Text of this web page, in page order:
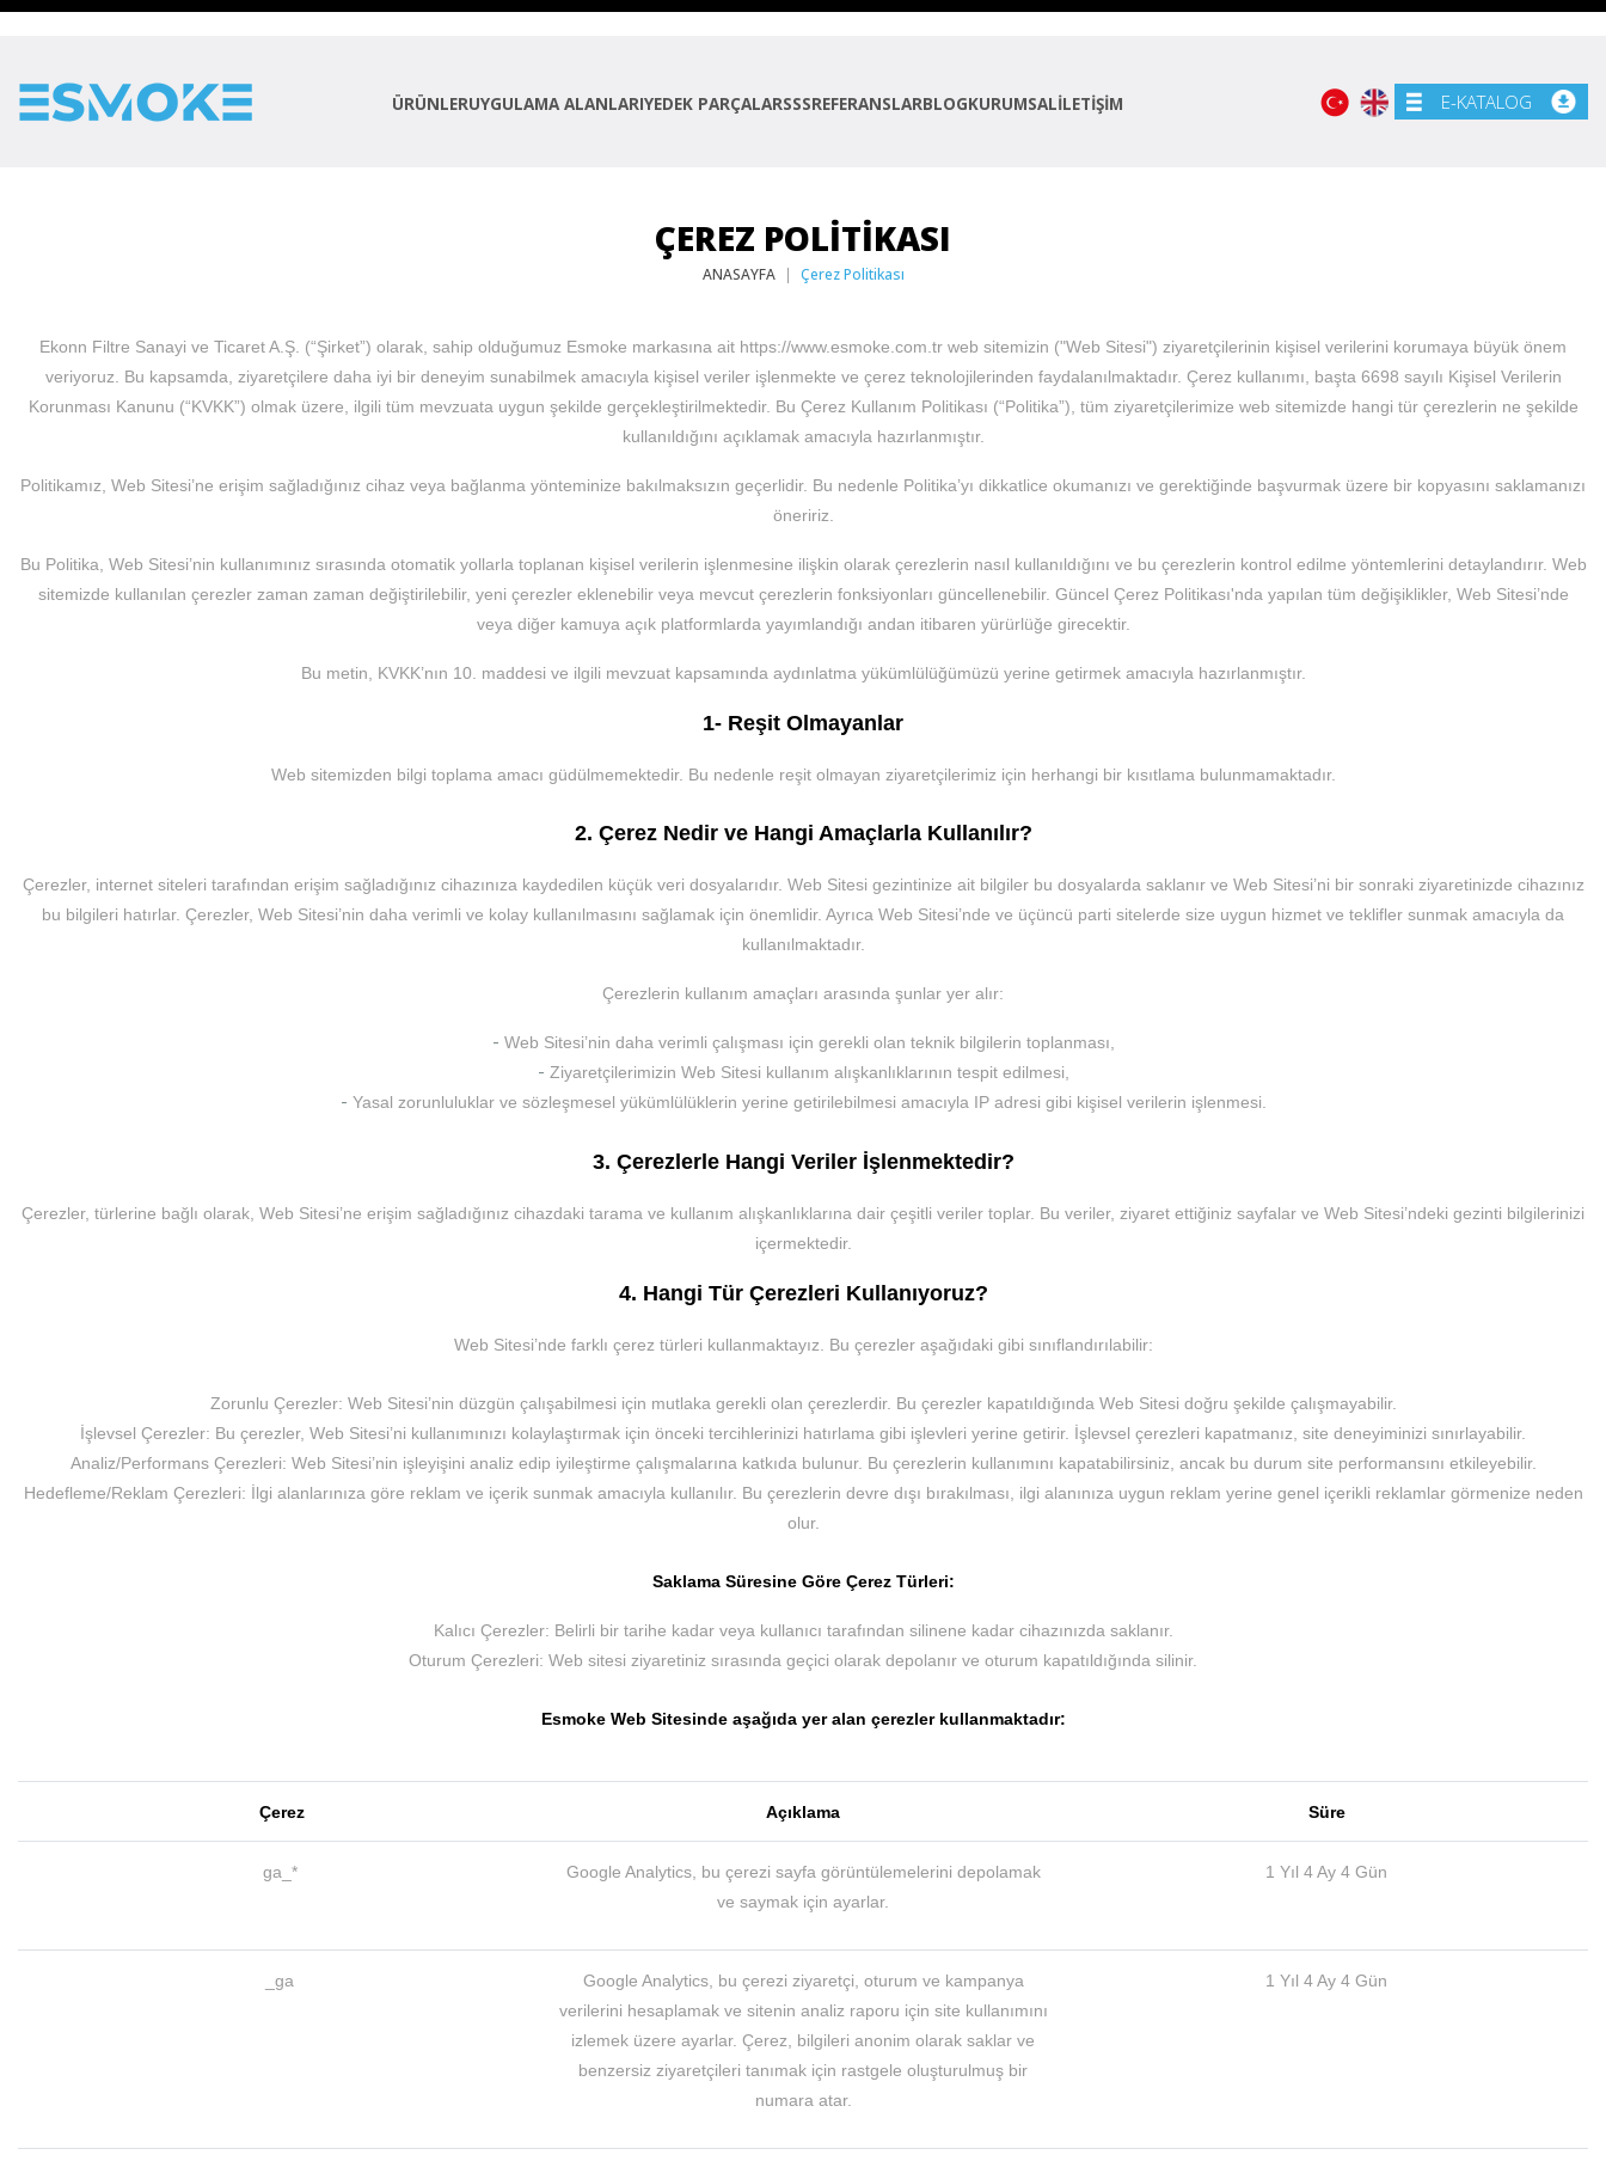
ÜRÜNLERUYGULAMA ALANLARIYEDEK PARÇALARSSSREFERANSLARBLOGKURUMSALİLETİŞİM E-KATALOG
ÇEREZ POLITIKASI
ANASAYFA Çerez Politikası
Ekonn Filtre Sanayi ve Ticaret A.Ş. (“Şirket”) olarak, sahip olduğumuz Esmoke markasına ait https://www.esmoke.com.tr web sitemizin ("Web Sitesi") ziyaretçilerinin kişisel verilerini korumaya büyük önem
veriyoruz. Bu kapsamda, ziyaretçilere daha iyi bir deneyim sunabilmek amacıyla kişisel veriler işlenmekte ve çerez teknolojilerinden faydalanılmaktadır. Çerez kullanımı, başta 6698 sayılı Kişisel Verilerin
Korunması Kanunu (“KVKK”) olmak üzere, ilgili tüm mevzuata uygun şekilde gerçekleştirilmektedir. Bu Çerez Kullanım Politikası (“Politika”), tüm ziyaretçilerimize web sitemizde hangi tür çerezlerin ne şekilde
kullanıldığını açıklamak amacıyla hazırlanmıştır.
Politikamız, Web Sitesi’ne erişim sağladığınız cihaz veya bağlanma yönteminize bakılmaksızın geçerlidir. Bu nedenle Politika’yı dikkatlice okumanızı ve gerektiğinde başvurmak üzere bir kopyasını saklamanızı
öneririz.
Bu Politika, Web Sitesi’nin kullanımınız sırasında otomatik yollarla toplanan kişisel verilerin işlenmesine ilişkin olarak çerezlerin nasıl kullanıldığını ve bu çerezlerin kontrol edilme yöntemlerini detaylandırır. Web
sitemizde kullanılan çerezler zaman zaman değiştirilebilir, yeni çerezler eklenebilir veya mevcut çerezlerin fonksiyonları güncellenebilir. Güncel Çerez Politikası'nda yapılan tüm değişiklikler, Web Sitesi’nde
veya diğer kamuya açık platformlarda yayımlandığı andan itibaren yürürlüğe girecektir.
Bu metin, KVKK’nın 10. maddesi ve ilgili mevzuat kapsamında aydınlatma yükümlülüğümüzü yerine getirmek amacıyla hazırlanmıştır.
1- Reşit Olmayanlar
Web sitemizden bilgi toplama amacı güdülmemektedir. Bu nedenle reşit olmayan ziyaretçilerimiz için herhangi bir kısıtlama bulunmamaktadır.
2. Çerez Nedir ve Hangi Amaçlarla Kullanılır?
Çerezler, internet siteleri tarafından erişim sağladığınız cihazınıza kaydedilen küçük veri dosyalarıdır. Web Sitesi gezintinize ait bilgiler bu dosyalarda saklanır ve Web Sitesi’ni bir sonraki ziyaretinizde cihazınız
bu bilgileri hatırlar. Çerezler, Web Sitesi’nin daha verimli ve kolay kullanılmasını sağlamak için önemlidir. Ayrıca Web Sitesi’nde ve üçüncü parti sitelerde size uygun hizmet ve teklifler sunmak amacıyla da
kullanılmaktadır.
Çerezlerin kullanım amaçları arasında şunlar yer alır:
- Web Sitesi’nin daha verimli çalışması için gerekli olan teknik bilgilerin toplanması,
- Ziyaretçilerimizin Web Sitesi kullanım alışkanlıklarının tespit edilmesi,
- Yasal zorunluluklar ve sözleşmesel yükümlülüklerin yerine getirilebilmesi amacıyla IP adresi gibi kişisel verilerin işlenmesi.
3. Çerezlerle Hangi Veriler İşlenmektedir?
Çerezler, türlerine bağlı olarak, Web Sitesi’ne erişim sağladığınız cihazdaki tarama ve kullanım alışkanlıklarına dair çeşitli veriler toplar. Bu veriler, ziyaret ettiğiniz sayfalar ve Web Sitesi’ndeki gezinti bilgilerinizi
içermektedir.
4. Hangi Tür Çerezleri Kullanıyoruz?
Web Sitesi’nde farklı çerez türleri kullanmaktayız. Bu çerezler aşağıdaki gibi sınıflandırılabilir:
Zorunlu Çerezler: Web Sitesi’nin düzgün çalışabilmesi için mutlaka gerekli olan çerezlerdir. Bu çerezler kapatıldığında Web Sitesi doğru şekilde çalışmayabilir.
İşlevsel Çerezler: Bu çerezler, Web Sitesi’ni kullanımınızı kolaylaştırmak için önceki tercihlerinizi hatırlama gibi işlevleri yerine getirir. İşlevsel çerezleri kapatmanız, site deneyiminizi sınırlayabilir.
Analiz/Performans Çerezleri: Web Sitesi’nin işleyişini analiz edip iyileştirme çalışmalarına katkıda bulunur. Bu çerezlerin kullanımını kapatabilirsiniz, ancak bu durum site performansını etkileyebilir.
Hedefleme/Reklam Çerezleri: İlgi alanlarınıza göre reklam ve içerik sunmak amacıyla kullanılır. Bu çerezlerin devre dışı bırakılması, ilgi alanınıza uygun reklam yerine genel içerikli reklamlar görmenize neden
olur.
Saklama Süresine Göre Çerez Türleri:
Kalıcı Çerezler: Belirli bir tarihe kadar veya kullanıcı tarafından silinene kadar cihazınızda saklanır.
Oturum Çerezleri: Web sitesi ziyaretiniz sırasında geçici olarak depolanır ve oturum kapatıldığında silinir.
Esmoke Web Sitesinde aşağıda yer alan çerezler kullanmaktadır:
Çerez Açıklama Süre
ga_*
Google Analytics, bu çerezi sayfa görüntülemelerini depolamak
ve saymak için ayarlar.
1 Yıl 4 Ay 4 Gün
_ga
Google Analytics, bu çerezi ziyaretçi, oturum ve kampanya
verilerini hesaplamak ve sitenin analiz raporu için site kullanımını
izlemek üzere ayarlar. Çerez, bilgileri anonim olarak saklar ve
benzersiz ziyaretçileri tanımak için rastgele oluşturulmuş bir
numara atar.
1 Yıl 4 Ay 4 Gün